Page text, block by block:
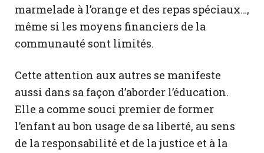
marmelade à l’orange et des repas spéciaux…,
même si les moyens financiers de la
communauté sont limités.
Cette attention aux autres se manifeste
aussi dans sa façon d’aborder l’éducation.
Elle a comme souci premier de former
l’enfant au bon usage de sa liberté, au sens
de la responsabilité et de la justice et à la